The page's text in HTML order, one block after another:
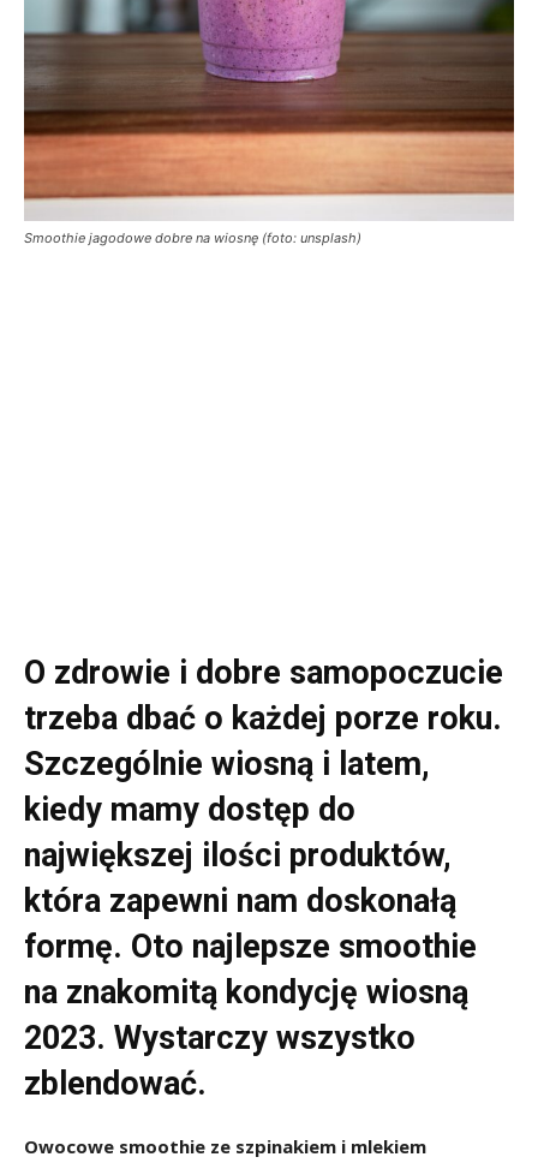
Smoothie jagodowe dobre na wiosnę (foto: unsplash)
O zdrowie i dobre samopoczucie
trzeba dbać o każdej porze roku.
Szczególnie wiosną i latem,
kiedy mamy dostęp do
największej ilości produktów,
która zapewni nam doskonałą
formę. Oto najlepsze smoothie
na znakomitą kondycję wiosną
2023. Wystarczy wszystko
zblendować.
Owocowe smoothie ze szpinakiem i mlekiem